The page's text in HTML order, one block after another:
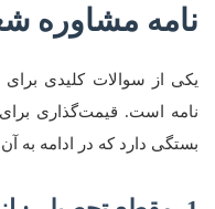
نامه مشاوره
یکی از سوالات کلیدی برای
نامه است. قیمت‌گذاری
بستگی دارد که در ادامه به